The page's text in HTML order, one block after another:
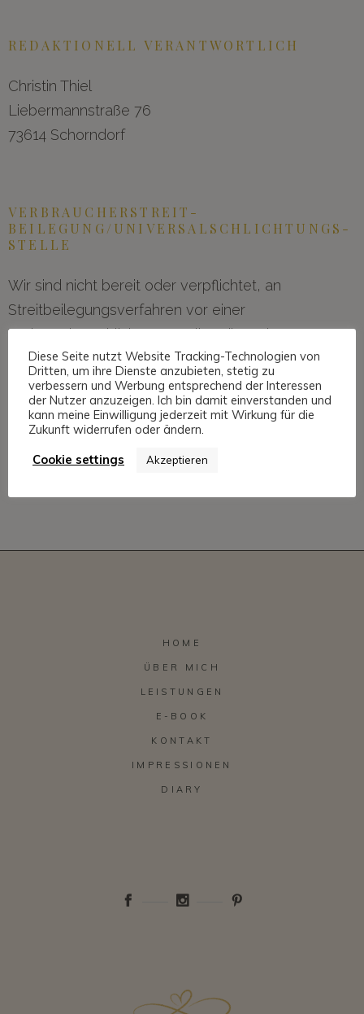
REDAKTIONELL VERANTWORTLICH
Christin Thiel
Liebermannstraße 76
73614 Schorndorf
VERBRAUCHER­STREIT­
BEILEGUNG/UNIVERSAL­SCHLICHTUNGS­
STELLE
Wir sind nicht bereit oder verpflichtet, an
Streitbeilegungsverfahren vor einer
Verbraucherschlichtungsstelle teilzunehmen.
Quelle:https://www.e-recht24.de/impressum-
generator.html
HOME
ÜBER MICH
LEISTUNGEN
E-BOOK
KONTAKT
IMPRESSIONEN
DIARY
Diese Seite nutzt Website Tracking-Technologien von
Dritten, um ihre Dienste anzubieten, stetig zu
verbessern und Werbung entsprechend der Interessen
der Nutzer anzuzeigen. Ich bin damit einverstanden und
kann meine Einwilligung jederzeit mit Wirkung für die
Zukunft widerrufen oder ändern.
Cookie settings
Akzeptieren